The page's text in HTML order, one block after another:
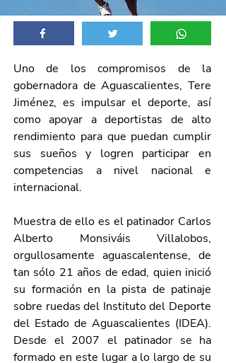
Uno de los compromisos de la
gobernadora de Aguascalientes, Tere
Jiménez, es impulsar el deporte, así
como apoyar a deportistas de alto
rendimiento para que puedan cumplir
sus sueños y logren participar en
competencias a nivel nacional e
internacional.
Muestra de ello es el patinador Carlos
Alberto Monsiváis Villalobos,
orgullosamente aguascalentense, de
tan sólo 21 años de edad, quien inició
su formación en la pista de patinaje
sobre ruedas del Instituto del Deporte
del Estado de Aguascalientes (IDEA).
Desde el 2007 el patinador se ha
formado en este lugar a lo largo de su